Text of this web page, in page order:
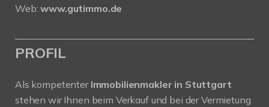
Web:www.gutimmo.de
PROFIL
Als kompetenter Immobilienmakler in Stuttgart
stehen wir Ihnen beim Verkauf und bei der Vermietung